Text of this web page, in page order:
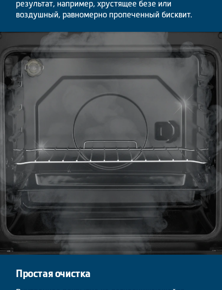
результат, например, хрустящее безе или
воздушный, равномерно пропеченный бисквит.
Простая очистка